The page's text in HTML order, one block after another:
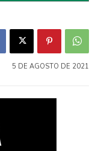
5 DE AGOSTO DE 2021